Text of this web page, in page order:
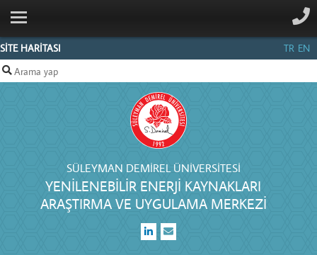
SİTE HARİTASI TR EN
SÜLEYMAN DEMIREL ÜNIVERSITESI
YENILENEBILIR ENERJI KAYNAKLARI
ARAŞTIRMA VE UYGULAMA MERKEZI
ANA SAYFA
KURUMSAL
BİRİMLER